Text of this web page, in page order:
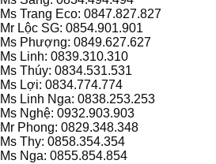
Ms Trang Eco: 0847.827.827
Mr Lộc SG: 0854.901.901
Ms Phượng: 0849.627.627
Ms Linh: 0839.310.310
Ms Thúy: 0834.531.531
Ms Lợi: 0834.774.774
Ms Linh Nga: 0838.253.253
Ms Nghệ: 0932.903.903
Mr Phong: 0829.348.348
Ms Thy: 0858.354.354
Ms Nga: 0855.854.854